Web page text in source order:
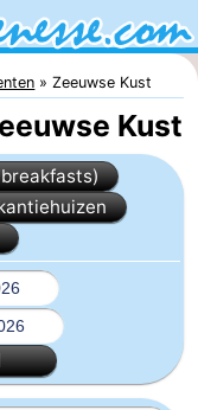
Zeeuwse Kust
Kust